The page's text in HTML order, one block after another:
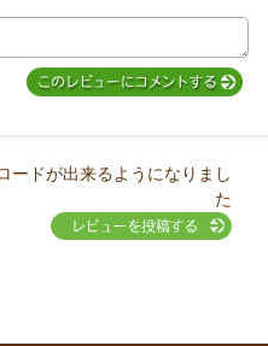
ードが出来るようになりまし
た